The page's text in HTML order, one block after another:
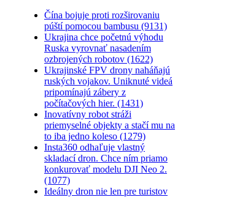
Čína bojuje proti rozširovaniu
púští pomocou bambusu (9131)
Ukrajina chce početnú výhodu
Ruska vyrovnať nasadením
ozbrojených robotov (1622)
Ukrajinské FPV drony naháňajú
ruských vojakov. Uniknuté videá
pripomínajú zábery z
počítačových hier. (1431)
Inovatívny robot stráži
priemyselné objekty a stačí mu na
to iba jedno koleso (1279)
Insta360 odhaľuje vlastný
skladací dron. Chce ním priamo
konkurovať modelu DJI Neo 2.
(1077)
Ideálny dron nie len pre turistov